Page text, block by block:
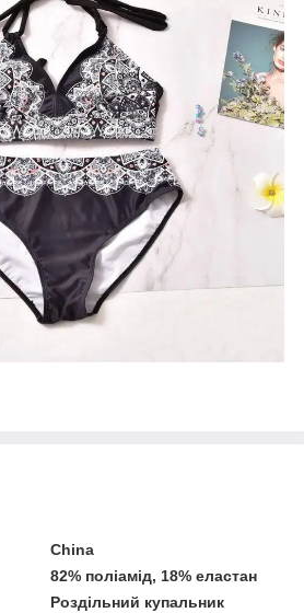
China
82% поліамід, 18% еластан
Роздільний купальник